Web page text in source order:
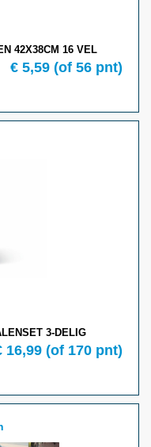
42X38CM 16 VEL
€ 5,59 (of 56 pnt)
3-DELIG
16,99 (of 170 pnt)